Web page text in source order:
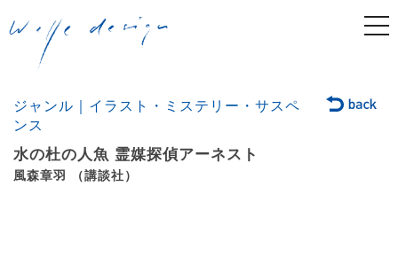
ジャンル｜イラスト・ミステリー・サスペ
ンス
水の杜の人魚 霊媒探偵アーネスト
風森章羽 （講談社）